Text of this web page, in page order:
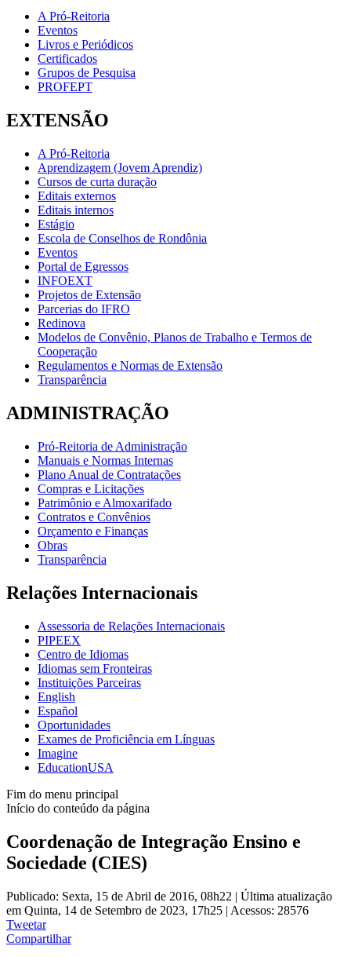
A Pró-Reitoria
Eventos
Livros e Periódicos
Certificados
Grupos de Pesquisa
PROFEPT
EXTENSÃO
A Pró-Reitoria
Aprendizagem (Jovem Aprendiz)
Cursos de curta duração
Editais externos
Editais internos
Estágio
Escola de Conselhos de Rondônia
Eventos
Portal de Egressos
INFOEXT
Projetos de Extensão
Parcerias do IFRO
Redinova
Modelos de Convênio, Planos de Trabalho e Termos de
Cooperação
Regulamentos e Normas de Extensão
Transparência
ADMINISTRAÇÃO
Pró-Reitoria de Administração
Manuais e Normas Internas
Plano Anual de Contratações
Compras e Licitações
Patrimônio e Almoxarifado
Contratos e Convênios
Orçamento e Finanças
Obras
Transparência
Relações Internacionais
Assessoria de Relações Internacionais
PIPEEX
Centro de Idiomas
Idiomas sem Fronteiras
Instituições Parceiras
English
Español
Oportunidades
Exames de Proficiência em Línguas
Imagine
EducationUSA
Fim do menu principal
Início do conteúdo da página
Coordenação de Integração Ensino e
Sociedade (CIES)
Publicado: Sexta, 15 de Abril de 2016, 08h22 | Última atualização
em Quinta, 14 de Setembro de 2023, 17h25 | Acessos: 28576
Tweetar
Compartilhar